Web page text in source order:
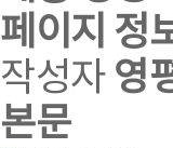
페이지 정
작성자 영
본문